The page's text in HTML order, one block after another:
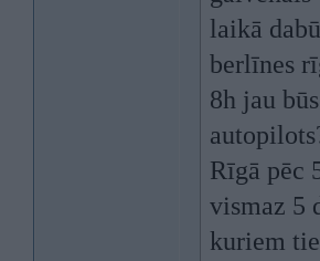
laikā
berlīnes
8h jau
Rīgā pēc
vismaz 5
kuriem